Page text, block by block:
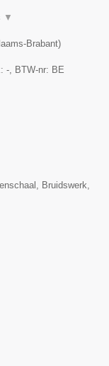
▼
Brabant)
- , BTW-nr: BE
Bruidswerk,